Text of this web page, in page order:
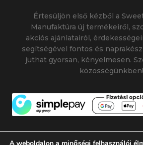
Értesüljön első kézből a
Manufaktúra új termékeiről,
akciós ajánlatairól,
segítségével fontos és
juthat gyorsan, kényelmesen.
közösségünkben!